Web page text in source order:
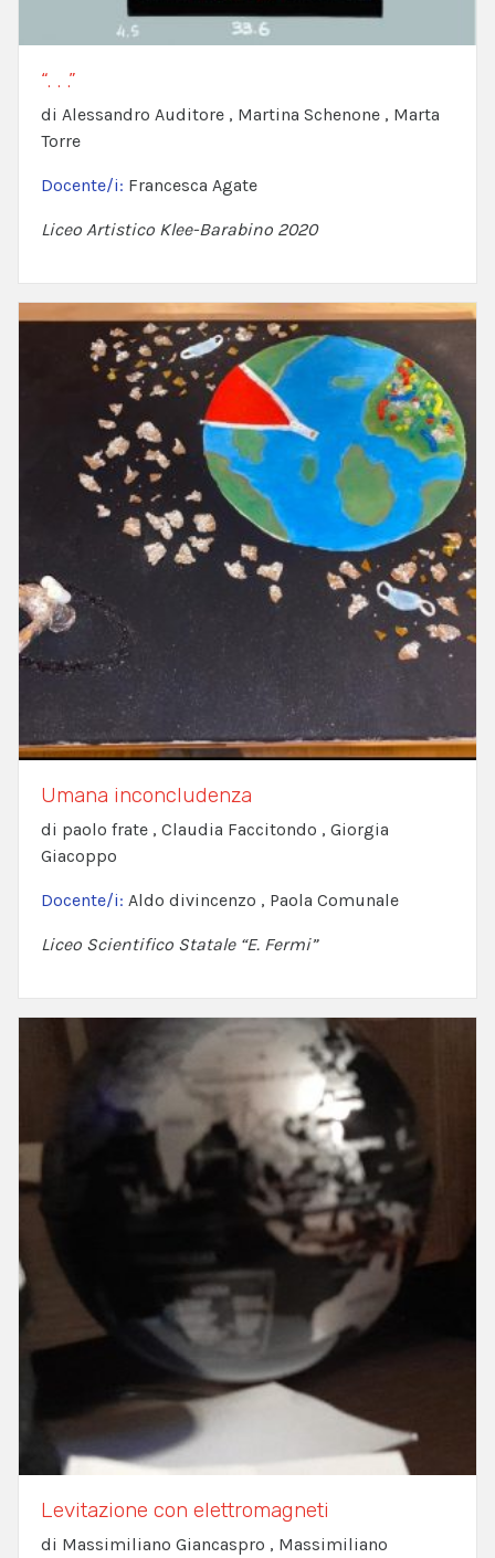
“. . .”
di Alessandro Auditore , Martina Schenone , Marta
Torre
Docente/i: Francesca Agate
Liceo Artistico Klee-Barabino 2020
Umana inconcludenza
di paolo frate , Claudia Faccitondo , Giorgia
Giacoppo
Docente/i: Aldo divincenzo , Paola Comunale
Liceo Scientifico Statale “E. Fermi”
Levitazione con elettromagneti
di Massimiliano Giancaspro , Massimiliano